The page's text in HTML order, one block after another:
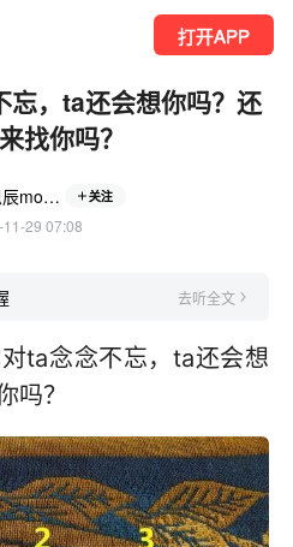
打开APP
忘，ta还会想你吗？还
找你吗？
方玉思辰mok239 关注
29 07:08
去听全文
ta念念不忘，ta还会想
吗？